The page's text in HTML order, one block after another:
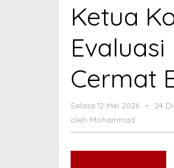
Ketua
Cermat
Selasa 12 Mei 2026
oleh
-
24
oleh Mohammad